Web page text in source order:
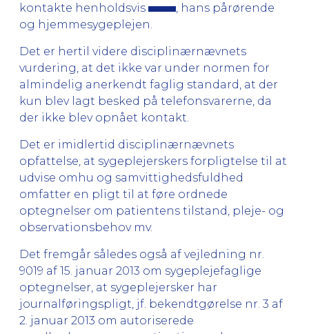
kontakte henholdsvis
, hans pårørende
og hjemmesygeplejen.
Det er hertil videre disciplinærnævnets
vurdering, at det ikke var under normen for
almindelig anerkendt faglig standard, at der
kun blev lagt besked på telefonsvarerne, da
der ikke blev opnået kontakt.
Det er imidlertid disciplinærnævnets
opfattelse, at sygeplejerskers forpligtelse til at
udvise omhu og samvittighedsfuldhed
omfatter en pligt til at føre ordnede
optegnelser om patientens tilstand, pleje- og
observationsbehov mv.
Det fremgår således også af vejledning nr.
9019 af 15. januar 2013 om sygeplejefaglige
optegnelser, at sygeplejersker har
journalføringspligt, jf. bekendtgørelse nr. 3 af
2. januar 2013 om autoriserede